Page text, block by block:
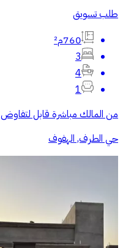
طلب تسويق
760م²
3
4
1
من المالك مباشرة قابل لتفاوض
حي الطرف, الهفوف